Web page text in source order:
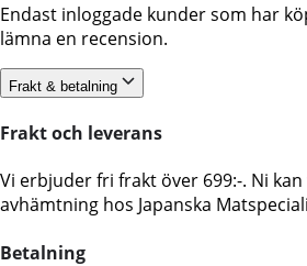
Endast inloggade kunder som har
lämna en recension.
Frakt & betalning
Frakt och leverans
Vi erbjuder fri frakt över 699:-. Ni
avhämtning hos Japanska
Betalning